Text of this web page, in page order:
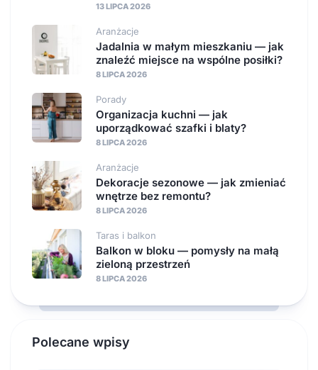
13 LIPCA 2026
Aranżacje
Jadalnia w małym mieszkaniu — jak
znaleźć miejsce na wspólne posiłki?
8 LIPCA 2026
Porady
Organizacja kuchni — jak
uporządkować szafki i blaty?
8 LIPCA 2026
Aranżacje
Dekoracje sezonowe — jak zmieniać
wnętrze bez remontu?
8 LIPCA 2026
Taras i balkon
Balkon w bloku — pomysły na małą
zieloną przestrzeń
8 LIPCA 2026
Polecane wpisy